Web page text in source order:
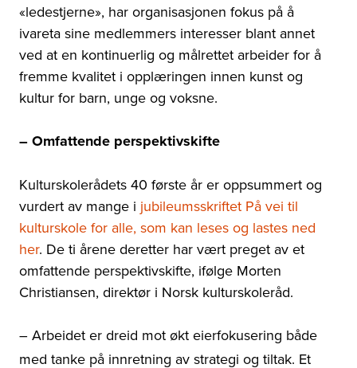
«ledestjerne», har organisasjonen fokus på å
ivareta sine medlemmers interesser blant annet
ved at en kontinuerlig og målrettet arbeider for å
fremme kvalitet i opplæringen innen kunst og
kultur for barn, unge og voksne.
– Omfattende perspektivskifte
Kulturskolerådets 40 første år er oppsummert og
vurdert av mange i jubileumsskriftet På vei til
kulturskole for alle, som kan leses og lastes ned
her. De ti årene deretter har vært preget av et
omfattende perspektivskifte, ifølge Morten
Christiansen, direktør i Norsk kulturskoleråd.
– Arbeidet er dreid mot økt eierfokusering både
med tanke på innretning av strategi og tiltak. Et